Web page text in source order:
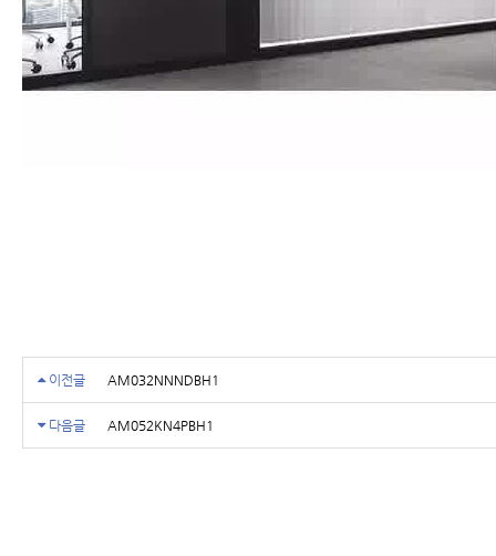
이전글 AM032NNNDBH1
다음글 AM052KN4PBH1